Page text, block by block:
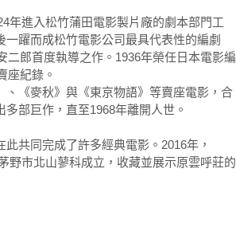
升到另一個運用層次，並且往指日可待的
開始頂多只有三十五呎到五十呎左右，內
壯碩男子與瘦弱男子對打的拳擊賽，以及
當時以近距離拍攝他的臉孔，恰巧成為世
攝的內容，則包括頭戴綴有羽毛的無簷女
盧米埃工廠的情景、火車進站的過程，還
短實景拍攝罷了。
米埃卻語重心長地告誡梅里愛，這項科學
年進入松竹蒲田電影製片廠的劇本部門工
躍而成松竹電影公司最具代表性的編劇
二郎首度執導之作。1936年榮任日本電影編
座紀錄。
《麥秋》與《東京物語》等賣座電影，合
部巨作，直至1968年離開人世。
共同完成了許多經典電影。2016年，
野市北山蓼科成立，收藏並展示原雲呼莊的